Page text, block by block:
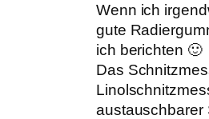
Wenn ich
gute
ich berichten 🙂
Das
austauschbarer